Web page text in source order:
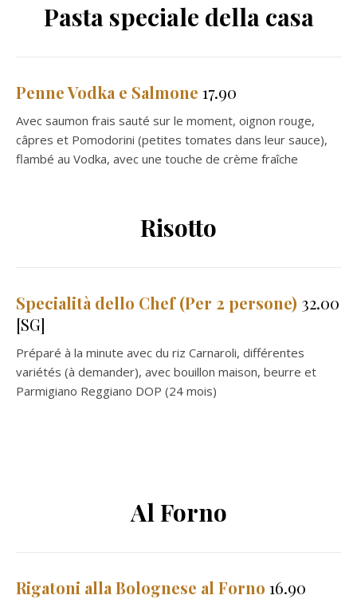
Pasta speciale della casa
Penne Vodka e Salmone 17.90
Avec saumon frais sauté sur le moment, oignon rouge,
câpres et Pomodorini (petites tomates dans leur sauce),
flambé au Vodka, avec une touche de crème fraîche
Risotto
Specialità dello Chef (Per 2 persone) 32.00
[SG]
Préparé à la minute avec du riz Carnaroli, différentes
variétés (à demander), avec bouillon maison, beurre et
Parmigiano Reggiano DOP (24 mois)
Al Forno
Rigatoni alla Bolognese al Forno 16.90